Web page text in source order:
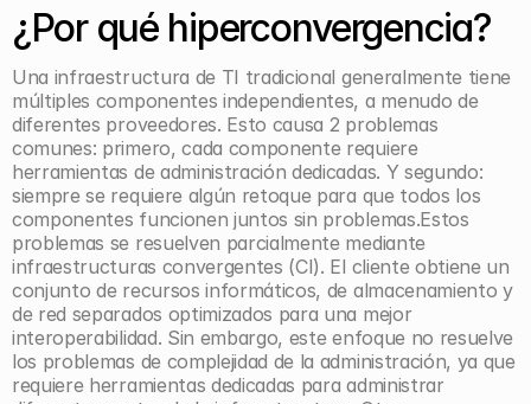
¿Por qué hiperconvergencia?
Una infraestructura de TI tradicional generalmente tiene
múltiples componentes independientes, a menudo de
diferentes proveedores. Esto causa 2 problemas
comunes: primero, cada componente requiere
herramientas de administración dedicadas. Y segundo:
siempre se requiere algún retoque para que todos los
componentes funcionen juntos sin problemas.Estos
problemas se resuelven parcialmente mediante
infraestructuras convergentes (CI). El cliente obtiene un
conjunto de recursos informáticos, de almacenamiento y
de red separados optimizados para una mejor
interoperabilidad. Sin embargo, este enfoque no resuelve
los problemas de complejidad de la administración, ya que
requiere herramientas dedicadas para administrar